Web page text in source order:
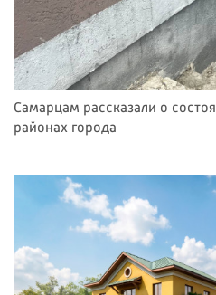
Самарцам рассказали о
районах города